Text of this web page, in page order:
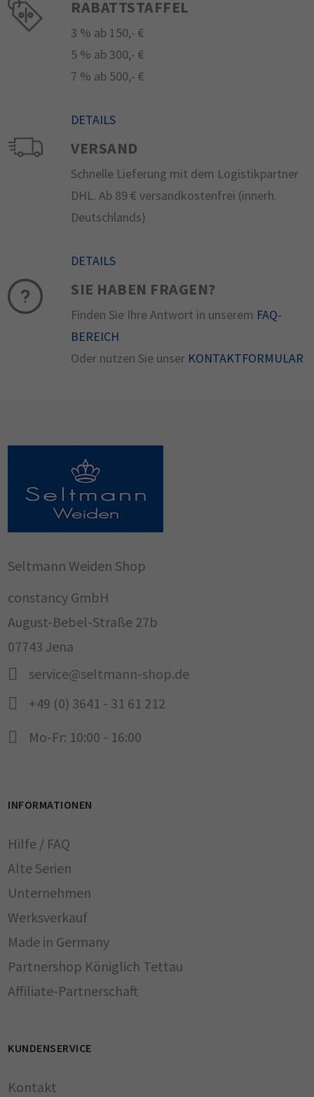
RABATTSTAFFEL
3 % ab 150,- €
5 % ab 300,- €
7 % ab 500,- €
DETAILS
VERSAND
Schnelle Lieferung mit dem Logistikpartner
DHL. Ab 89 € versandkostenfrei (innerh.
Deutschlands)
DETAILS
SIE HABEN FRAGEN?
Finden Sie Ihre Antwort in unserem FAQ-
BEREICH
Oder nutzen Sie unser KONTAKTFORMULAR
Seltmann Weiden Shop
constancy GmbH
August-Bebel-Straße 27b
07743 Jena
service@seltmann-shop.de
+49 (0) 3641 - 31 61 212
Mo-Fr: 10:00 - 16:00
INFORMATIONEN
Hilfe / FAQ
Alte Serien
Unternehmen
Werksverkauf
Made in Germany
Partnershop Königlich Tettau
Affiliate-Partnerschaft
KUNDENSERVICE
Kontakt